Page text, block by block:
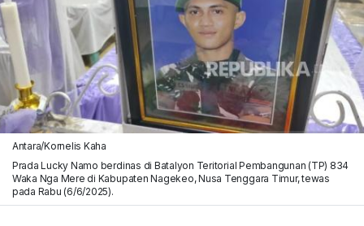
Antara/Kornelis Kaha
Prada Lucky Namo berdinas di Batalyon Teritorial Pembangunan (TP) 834
Waka Nga Mere di Kabupaten Nagekeo, Nusa Tenggara Timur, tewas
pada Rabu (6/6/2025).